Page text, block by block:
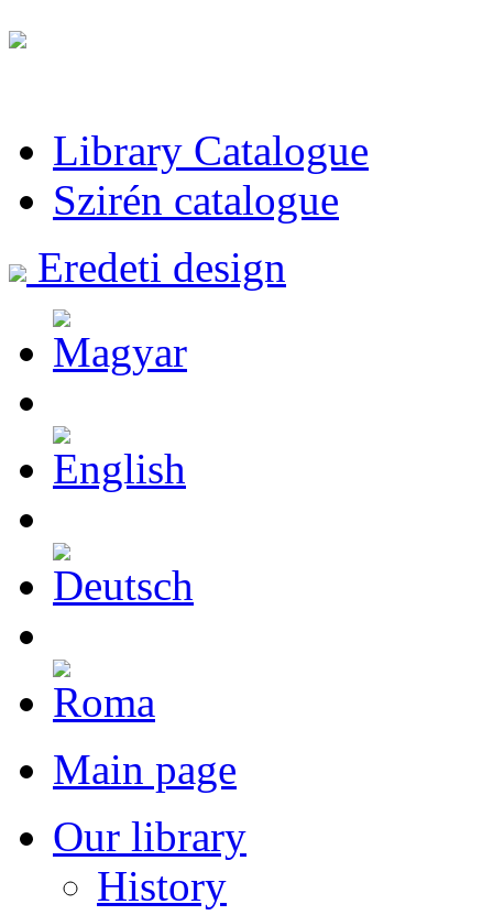
Library Catalogue
Szirén catalogue
Eredeti design
Main page
Our library
History